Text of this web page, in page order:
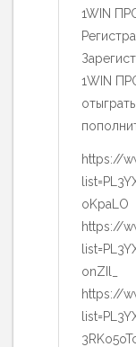
1WIN
1WIN
https://
oKpaLO
https://
onZIl_
https://